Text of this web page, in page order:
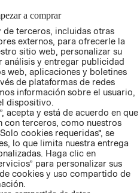
RELACIÓN
POLÍTICA
a comprar
terceros, incluidas otras
externos, para ofrecerle la
sitio web, personalizar su
análisis y entregar publicidad
web, aplicaciones y boletines
de plataformas de redes
información sobre el usuario,
dispositivo.
acepta y está de acuerdo en que
con terceros, como nuestros
cookies requeridas”, se
lo que limita nuestra entrega
Haga clic en
para personalizar sus
cookies y uso compartido de